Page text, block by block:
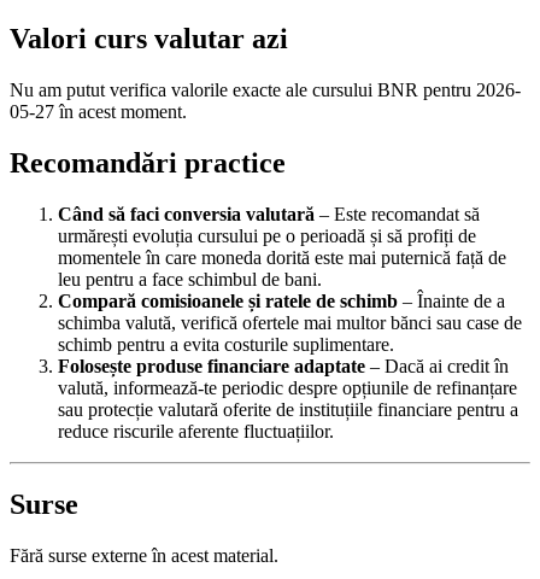
Valori curs valutar azi
Nu am putut verifica valorile exacte ale cursului BNR pentru 2026-
05-27 în acest moment.
Recomandări practice
Când să faci conversia valutară – Este recomandat să
urmărești evoluția cursului pe o perioadă și să profiți de
momentele în care moneda dorită este mai puternică față de
leu pentru a face schimbul de bani.
Compară comisioanele și ratele de schimb – Înainte de a
schimba valută, verifică ofertele mai multor bănci sau case de
schimb pentru a evita costurile suplimentare.
Folosește produse financiare adaptate – Dacă ai credit în
valută, informează-te periodic despre opțiunile de refinanțare
sau protecție valutară oferite de instituțiile financiare pentru a
reduce riscurile aferente fluctuațiilor.
Surse
Fără surse externe în acest material.